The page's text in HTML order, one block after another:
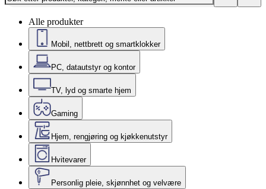
Alle produkter
Mobil, nettbrett og smartklokker
PC, datautstyr og kontor
TV, lyd og smarte hjem
Gaming
Hjem, rengjøring og kjøkkenutstyr
Hvitevarer
Personlig pleie, skjønnhet og velvære